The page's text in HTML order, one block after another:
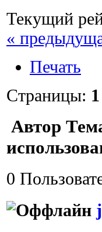
Текущий
«
Печать
Страницы: 1
Автор
0